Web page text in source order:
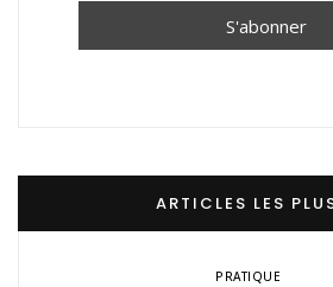
ARTICLES LES
PRATIQUE